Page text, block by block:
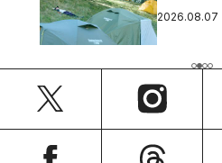
2026.08.07